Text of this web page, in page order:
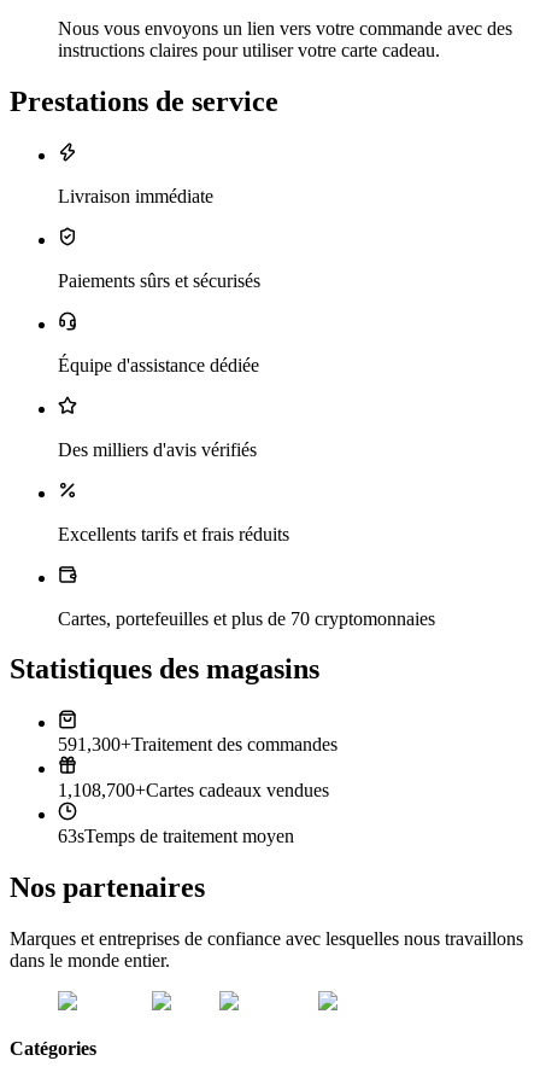
Nous vous envoyons un lien vers votre commande avec des
instructions claires pour utiliser votre carte cadeau.
Prestations de service
Livraison immédiate
Paiements sûrs et sécurisés
Équipe d'assistance dédiée
Des milliers d'avis vérifiés
Excellents tarifs et frais réduits
Cartes, portefeuilles et plus de 70 cryptomonnaies
Statistiques des magasins
591,300+Traitement des commandes
1,108,700+Cartes cadeaux vendues
63sTemps de traitement moyen
Nos partenaires
Marques et entreprises de confiance avec lesquelles nous travaillons
dans le monde entier.
Catégories